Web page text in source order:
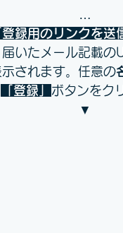
登録用のリンクを送
いたメール記載
されます。任意の
「登録」 ボタンをク
▼